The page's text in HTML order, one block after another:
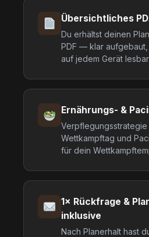
Übersichtliches
Du erhältst deinen
PDF — klar
auf jedem Gerät lesbar.
Ernährungs- &
Wettkampftag und
für dein
1× Rückfrage &
inklusive
Nach Planerhalt hast